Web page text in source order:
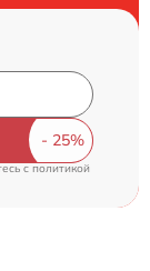
cполитикой